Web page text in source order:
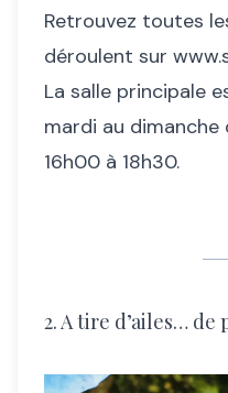
Retrouvez toutes
déroulent sur
La salle principale
mardi au
16h00 à 18h30.
2. A tire d’ailes… de